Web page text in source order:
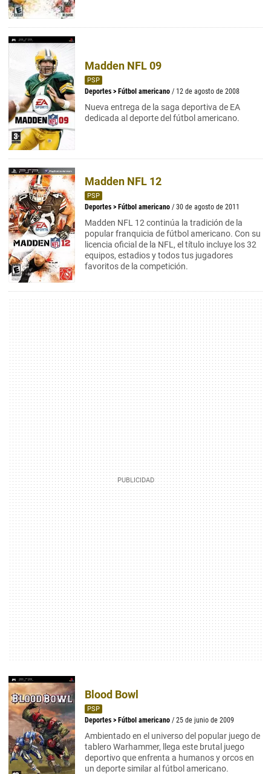
Madden NFL 09
PSP
Deportes > Fútbol americano / 12 de agosto de 2008
Nueva entrega de la saga deportiva de EA
dedicada al deporte del fútbol americano.
Madden NFL 12
PSP
Deportes > Fútbol americano / 30 de agosto de 2011
Madden NFL 12 continúa la tradición de la
popular franquicia de fútbol americano. Con su
licencia oficial de la NFL, el título incluye los 32
equipos, estadios y todos tus jugadores
favoritos de la competición.
Blood Bowl
PSP
Deportes > Fútbol americano / 25 de junio de 2009
Ambientado en el universo del popular juego de
tablero Warhammer, llega este brutal juego
deportivo que enfrenta a humanos y orcos en
un deporte similar al fútbol americano.